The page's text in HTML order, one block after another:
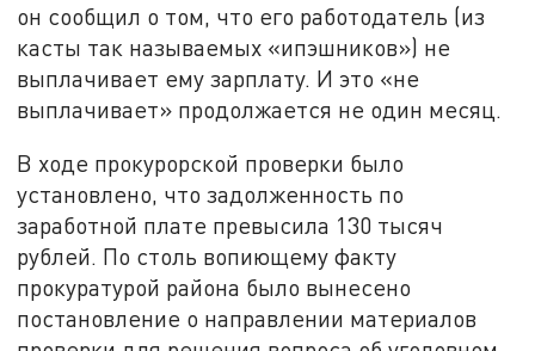
он сообщил о том, что его работодатель (из
касты так называемых «ипэшников») не
выплачивает ему зарплату. И это «не
выплачивает» продолжается не один месяц.
В ходе прокурорской проверки было
установлено, что задолженность по
заработной плате превысила 130 тысяч
рублей. По столь вопиющему факту
прокуратурой района было вынесено
постановление о направлении материалов